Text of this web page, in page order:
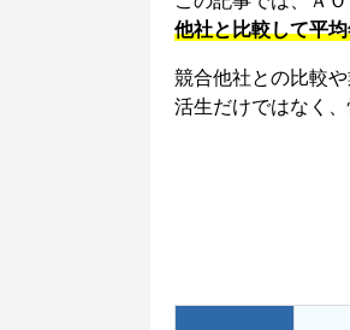
他社と比較して平
競合他社との比較
活生だけではなく